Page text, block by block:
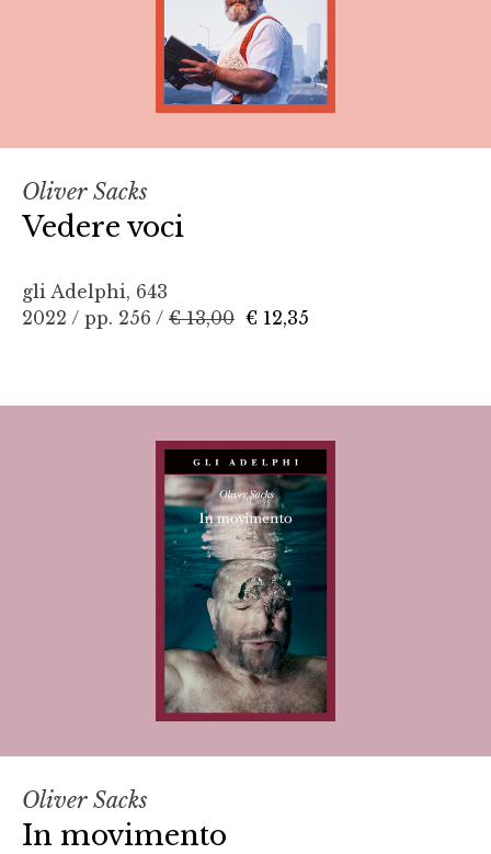
Oliver Sacks
Vedere voci
gli Adelphi, 643
2022 / pp. 256 / € 13,00 € 12,35
Oliver Sacks
In movimento